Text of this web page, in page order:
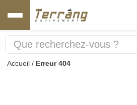
Accueil / Erreur 404